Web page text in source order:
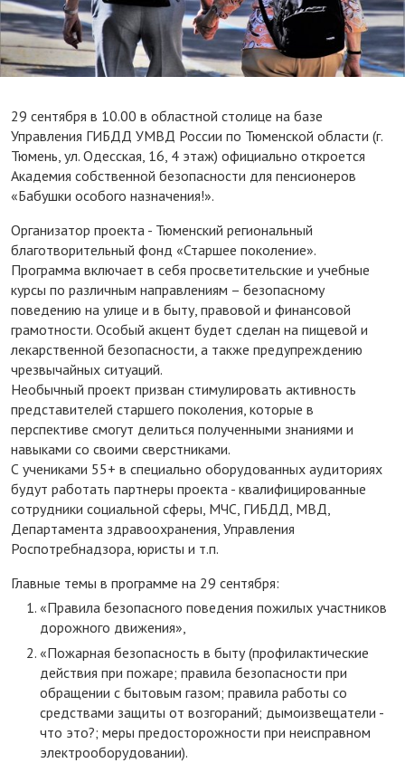
29 сентября в 10.00 в областной столице на базе
Управления ГИБДД УМВД России по Тюменской области (г.
Тюмень, ул. Одесская, 16, 4 этаж) официально откроется
Академия собственной безопасности для пенсионеров
«Бабушки особого назначения!».
Организатор проекта - Тюменский региональный
благотворительный фонд «Старшее поколение».
Программа включает в себя просветительские и учебные
курсы по различным направлениям – безопасному
поведению на улице и в быту, правовой и финансовой
грамотности. Особый акцент будет сделан на пищевой и
лекарственной безопасности, а также предупреждению
чрезвычайных ситуаций.
Необычный проект призван стимулировать активность
представителей старшего поколения, которые в
перспективе смогут делиться полученными знаниями и
навыками со своими сверстниками.
С учениками 55+ в специально оборудованных аудиториях
будут работать партнеры проекта - квалифицированные
сотрудники социальной сферы, МЧС, ГИБДД, МВД,
Департамента здравоохранения, Управления
Роспотребнадзора, юристы и т.п.
Главные темы в программе на 29 сентября:
«Правила безопасного поведения пожилых участников
дорожного движения»,
«Пожарная безопасность в быту (профилактические
действия при пожаре; правила безопасности при
обращении с бытовым газом; правила работы со
средствами защиты от возгораний; дымоизвещатели -
что это?; меры предосторожности при неисправном
электрооборудовании).